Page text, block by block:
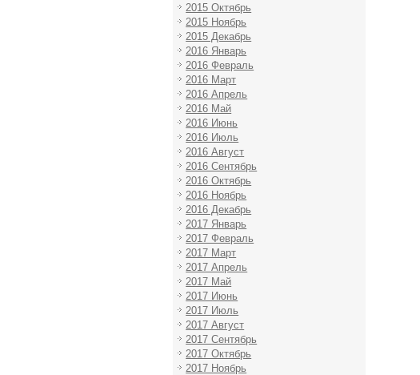
2015 Октябрь
2015 Ноябрь
2015 Декабрь
2016 Январь
2016 Февраль
2016 Март
2016 Апрель
2016 Май
2016 Июнь
2016 Июль
2016 Август
2016 Сентябрь
2016 Октябрь
2016 Ноябрь
2016 Декабрь
2017 Январь
2017 Февраль
2017 Март
2017 Апрель
2017 Май
2017 Июнь
2017 Июль
2017 Август
2017 Сентябрь
2017 Октябрь
2017 Ноябрь